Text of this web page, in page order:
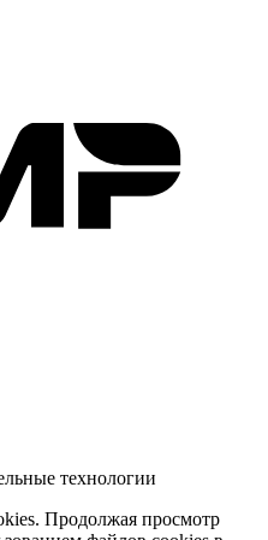
технологии
Продолжая просмотр